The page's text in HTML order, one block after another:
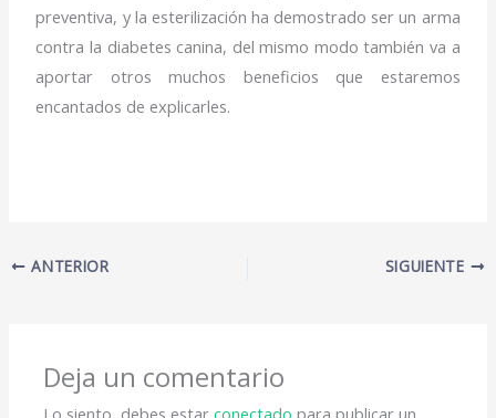
preventiva, y la esterilización ha demostrado ser un arma
contra la diabetes canina, del mismo modo también va a
aportar otros muchos beneficios que estaremos
encantados de explicarles.
ANTERIOR SIGUIENTE
Deja un comentario